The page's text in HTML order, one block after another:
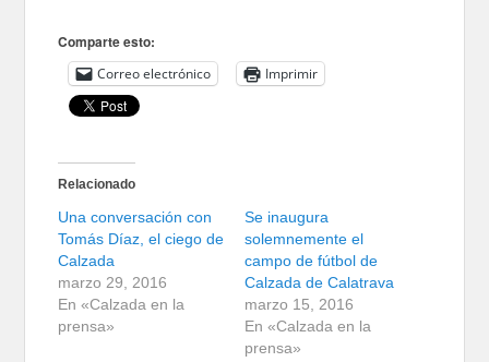
Comparte esto:
Correo electrónico Imprimir
Relacionado
Una conversación con
Tomás Díaz, el ciego de
Calzada
marzo 29, 2016
En «Calzada en la
prensa»
Se inaugura
solemnemente el
campo de fútbol de
Calzada de Calatrava
marzo 15, 2016
En «Calzada en la
prensa»